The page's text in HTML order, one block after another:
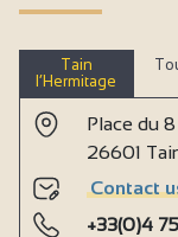
Tain
l’Hermitage
Place du
26601
Contact
+33(0)4